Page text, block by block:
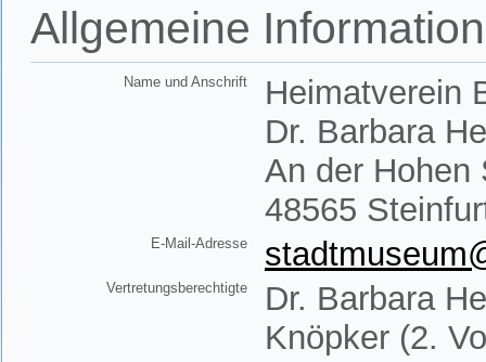
Allgemeine
Name und Anschrift
Heimatverein
Dr. Barbara
An der Hohen
48565
E-Mail-Adresse
Vertretungsberechtigte
Dr. Barbara
Knöpker (2.